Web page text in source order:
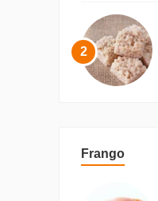
2
Frango